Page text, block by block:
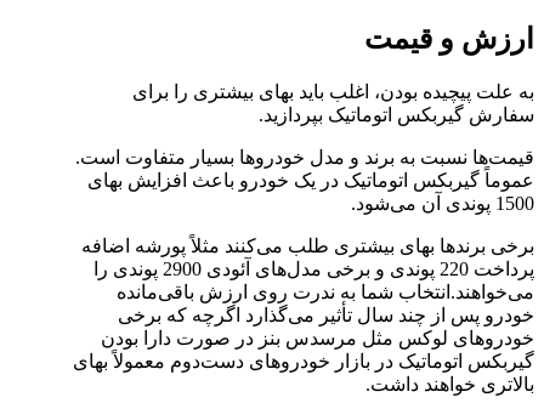
ارزش و قیمت
به علت پیچیده بودن، اغلب باید بهای بیشتری را برای
سفارش گیربکس اتوماتیک بپردازید.
قیمت‌ها نسبت به برند و مدل خودروها بسیار متفاوت است.
عموماً گیربکس اتوماتیک در یک خودرو باعث افزایش بهای
1500 پوندی آن می‌شود.
برخی برندها بهای بیشتری طلب می‌کنند مثلاً پورشه اضافه
پرداخت 220 پوندی و برخی مدل‌های آئودی 2900 پوندی را
می‌خواهند.انتخاب شما به ندرت روی ارزش باقی‌مانده
خودرو پس از چند سال تأثیر می‌گذارد اگرچه که برخی
خودروهای لوکس مثل مرسدس بنز در صورت دارا بودن
گیربکس اتوماتیک در بازار خودروهای دست‌دوم معمولاً بهای
بالاتری خواهند داشت.